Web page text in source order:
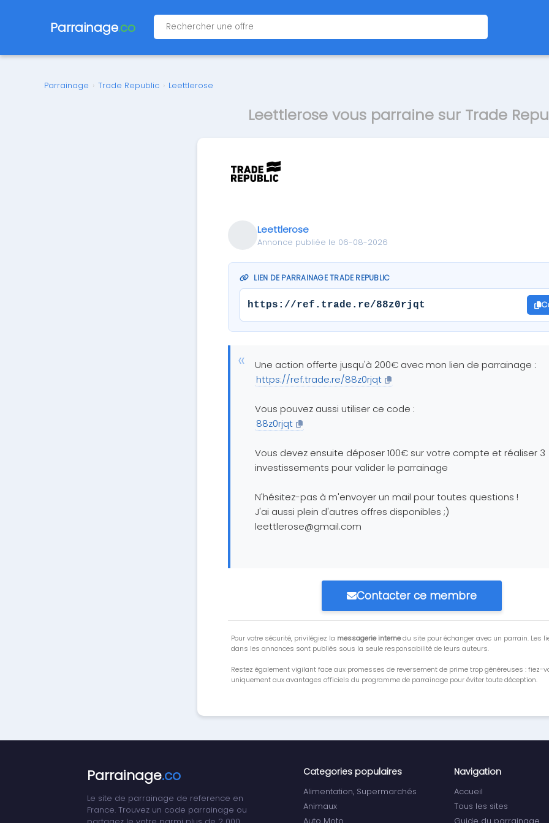
Parrainage.co
Parrainage › Trade Republic › Leettlerose
Leettlerose vous parraine sur Trade
Leettlerose
Annonce publiée le 06-08-2026
LIEN DE PARRAINAGE TRADE REPUBLIC
https://ref.trade.re/88z0rjqt
Une action offerte jusqu'à 200€ avec mon lien de parrainage :
https://ref.trade.re/88z0rjqt
Vous pouvez aussi utiliser ce code :
88z0rjqt
Vous devez ensuite déposer 100€ sur votre compte et réaliser 3
investissements pour valider le parrainage
N'hésitez-pas à m'envoyer un mail pour toutes questions !
J'ai aussi plein d'autres offres disponibles ;)
leettlerose@gmail.com
Contacter ce membre
Pour votre sécurité, privilégiez la messagerie internedu site pour échanger avec un parrain. Les
dans les annonces sont publiés sous la seule responsabilité de leurs auteurs.
Restez également vigilant face aux promesses de reversement de prime trop généreuses : fiez-
uniquement aux avantages officiels du programme de parrainage pour éviter toute déception.
Parrainage.co
Le site de parrainage de reference en
France. Trouvez un code parrainage ou
Categories populaires
Alimentation, Supermarchés
Animaux
Navigation
Accueil
Tous les sites